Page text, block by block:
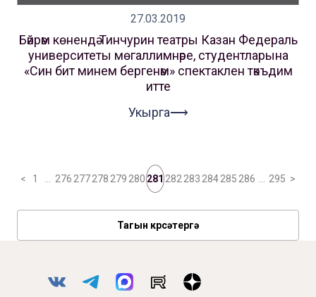
27.03.2019
Бәйрәм көнендә Тинчурин театры Казан Федераль
университеты мөгаллимнәре, студентларына
«Син бит минем бергенәм» спектаклен тәкъдим
итте
Укырга⟶
< 1 … 276277278279280281282283284285286 … 295 >
Тагын күрсәтергә